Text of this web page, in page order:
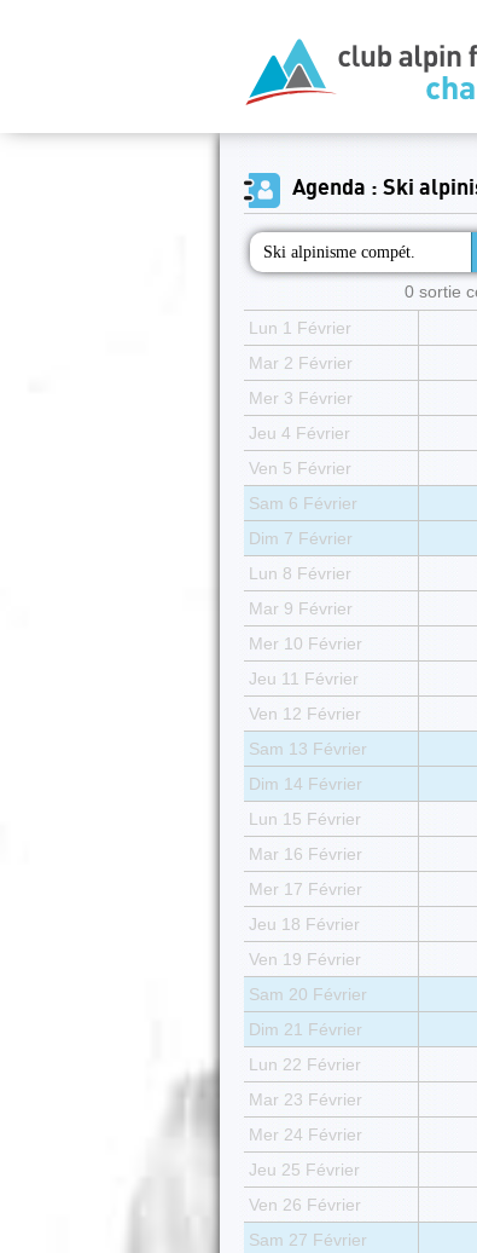
Agenda : Ski
Ski alpinisme compét.
0 sortie
Lun 1 Février
Mar 2 Février
Mer 3 Février
Jeu 4 Février
Ven 5 Février
Sam 6 Février
Dim 7 Février
Lun 8 Février
Mar 9 Février
Mer 10 Février
Jeu 11 Février
Ven 12 Février
Sam 13 Février
Dim 14 Février
Lun 15 Février
Mar 16 Février
Mer 17 Février
Jeu 18 Février
Ven 19 Février
Sam 20 Février
Dim 21 Février
Lun 22 Février
Mar 23 Février
Mer 24 Février
Jeu 25 Février
Ven 26 Février
Sam 27 Février